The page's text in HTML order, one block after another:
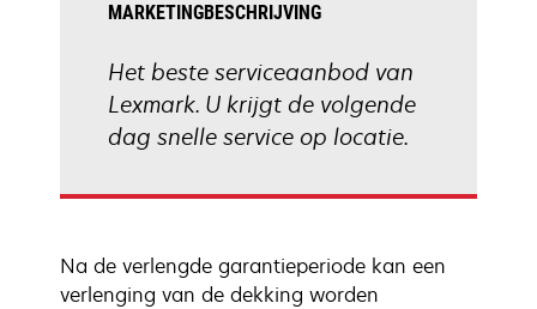
MARKETINGBESCHRIJVING
Het beste serviceaanbod van
Lexmark. U krijgt de volgende
dag snelle service op locatie.
Na de verlengde garantieperiode kan een
verlenging van de dekking worden